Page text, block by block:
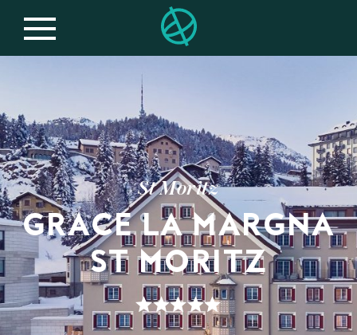
St Moritz
GRACE LA MARGNA
ST MORITZ